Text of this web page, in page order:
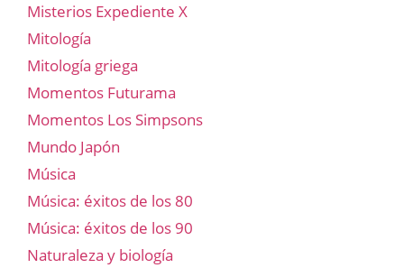
Misterios Expediente X
Mitología
Mitología griega
Momentos Futurama
Momentos Los Simpsons
Mundo Japón
Música
Música: éxitos de los 80
Música: éxitos de los 90
Naturaleza y biología